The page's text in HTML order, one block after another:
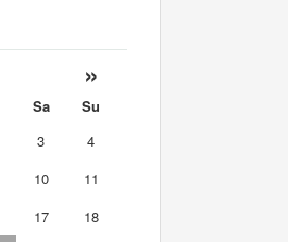
»
Sa
Su
3
4
10
11
17
18